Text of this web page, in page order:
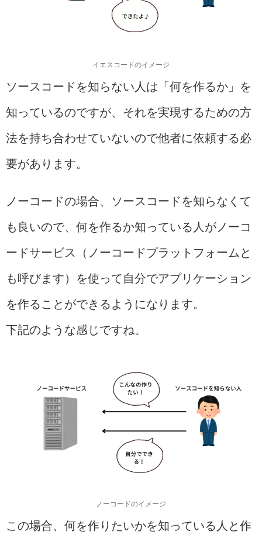
イエスコードのイメージ
ソースコードを知らない人は「何を作るか」を
知っているのですが、それを実現するための方
法を持ち合わせていないので他者に依頼する必
要があります。
ノーコードの場合、ソースコードを知らなくて
も良いので、何を作るか知っている人がノーコ
ードサービス（ノーコードプラットフォームと
も呼びます）を使って自分でアプリケーション
を作ることができるようになります。
下記のような感じですね。
ノーコードのイメージ
この場合、何を作りたいかを知っている人と作